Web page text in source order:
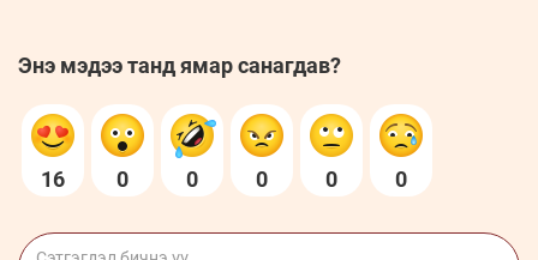
Энэ мэдээ танд ямар санагдав?
16 0 0 0 0 0